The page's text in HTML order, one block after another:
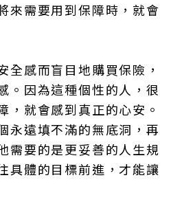
來需要用到保障時，就會
全感而盲目地購買保險，
。因為這種個性的人，很
，就會感到真正的心安。
永遠填不滿的無底洞，再
需要的是更妥善的人生規
具體的目標前進，才能讓